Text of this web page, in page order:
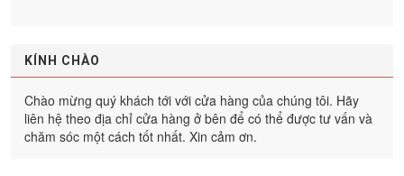
KÍNH CHÀO
Chào mừng quý khách tới với cửa hàng của chúng tôi. Hãy
liên hệ theo địa chỉ cửa hàng ở bên để có thể được tư vấn và
chăm sóc một cách tốt nhất. Xin cảm ơn.